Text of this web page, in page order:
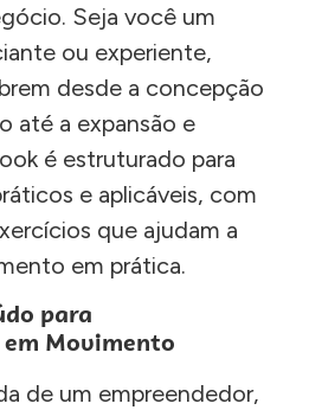
Seja você um
ou experiente,
desde a concepção
até a expansão e
é estruturado para
e aplicáveis, com
que ajudam a
em prática.
para
Movimento
de um empreendedor,